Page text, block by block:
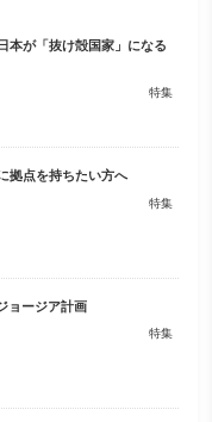
本が「抜け殻国家」になる
特集
拠点を持ちたい方へ
特集
ョージア計画
特集